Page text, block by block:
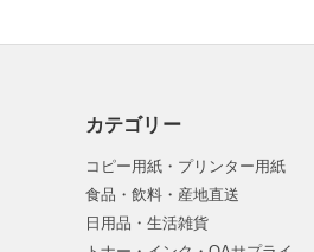
カテゴリー
コピー用紙・プリンター用紙
食品・飲料・産地直送
日用品・生活雑貨